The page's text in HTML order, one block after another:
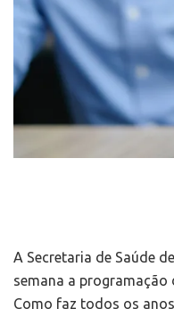
A Secretaria de Saúde
semana a programação
Como faz todos os